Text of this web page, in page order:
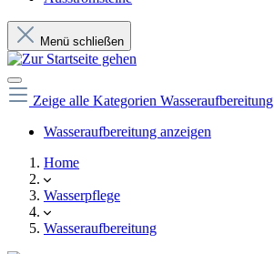
Menü schließen
Zeige alle Kategorien Wasseraufbereitung
Wasseraufbereitung anzeigen
Home
Wasserpflege
Wasseraufbereitung